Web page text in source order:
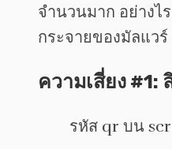
จำนวนมาก อย่างไ
กระจายของมัลแวร์
ความเสี่ยง #1: